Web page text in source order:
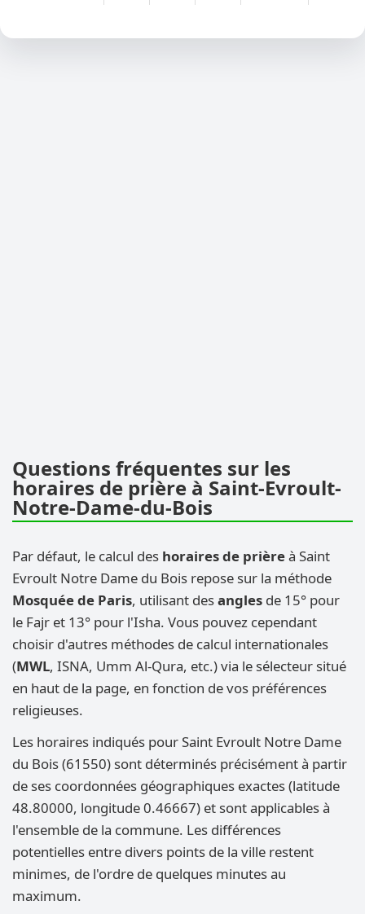
Questions fréquentes sur les
horaires de prière à Saint-Evroult-
Notre-Dame-du-Bois
Par défaut, le calcul des horaires de prièreà Saint
Evroult Notre Dame du Bois repose sur la méthode
Mosquée de Paris, utilisant desangles de 15° pour
le Fajr et 13° pour l'Isha. Vous pouvez cependant
choisir d'autres méthodes de calcul internationales
(MWL, ISNA, Umm Al-Qura, etc.) via le sélecteur situé
en haut de la page, en fonction de vos préférences
religieuses.
Les horaires indiqués pour Saint Evroult Notre Dame
du Bois (61550) sont déterminés précisément à partir
de ses coordonnées géographiques exactes (latitude
48.80000, longitude 0.46667) et sont applicables à
l'ensemble de la commune. Les différences
potentielles entre divers points de la ville restent
minimes, de l'ordre de quelques minutes au
maximum.